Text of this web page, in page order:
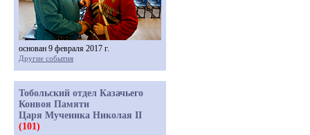
основан 9 февраля 2017 г.
Другие события
Тобольский отдел Казачьего
Конвоя Памяти
Царя Мученика Николая II
(101)